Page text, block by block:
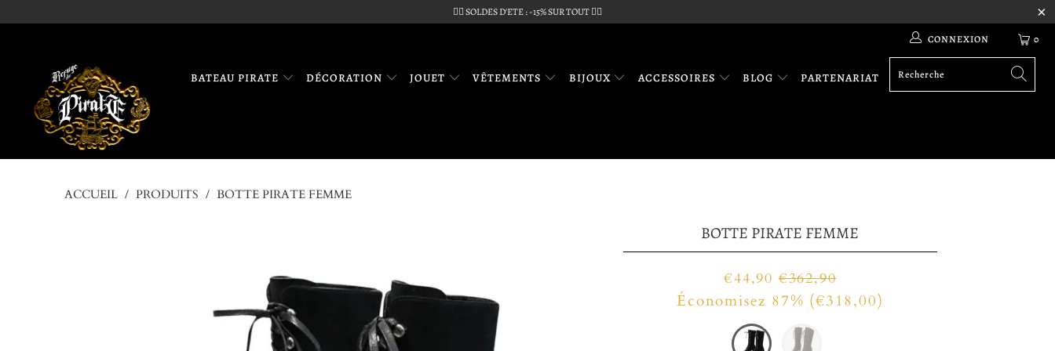
🏴‍☠️ SOLDES D'ETE : -15% SUR TOUT 🏴‍☠️
0
CONNEXION
BATEAU PIRATE DÉCORATION JOUET VÊTEMENTS BIJOUX ACCESSOIRES BLOG PARTENARIAT
ACCUEIL / PRODUITS / BOTTE PIRATE FEMME
BOTTE PIRATE FEMME
€44,90 €362,90
Économisez 87% (€318,00)